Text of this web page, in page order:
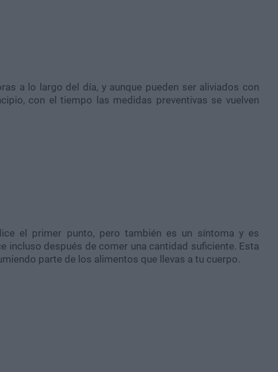
a lo largo del día, y aunque pueden ser aliviados con
con el tiempo las medidas preventivas se vuelven
el primer punto, pero también es un síntoma y es
incluso después de comer una cantidad suficiente. Esta
parte de los alimentos que llevas a tu cuerpo.